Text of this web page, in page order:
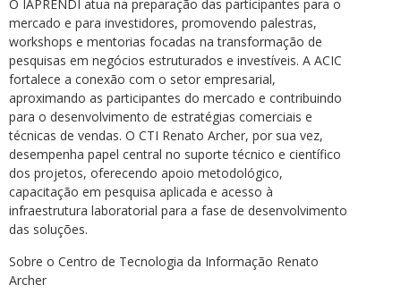
O IAPRENDI atua na preparação das participantes para o
mercado e para investidores, promovendo palestras,
workshops e mentorias focadas na transformação de
pesquisas em negócios estruturados e investíveis. A ACIC
fortalece a conexão com o setor empresarial,
aproximando as participantes do mercado e contribuindo
para o desenvolvimento de estratégias comerciais e
técnicas de vendas. O CTI Renato Archer, por sua vez,
desempenha papel central no suporte técnico e científico
dos projetos, oferecendo apoio metodológico,
capacitação em pesquisa aplicada e acesso à
infraestrutura laboratorial para a fase de desenvolvimento
das soluções.
Sobre o Centro de Tecnologia da Informação Renato
Archer